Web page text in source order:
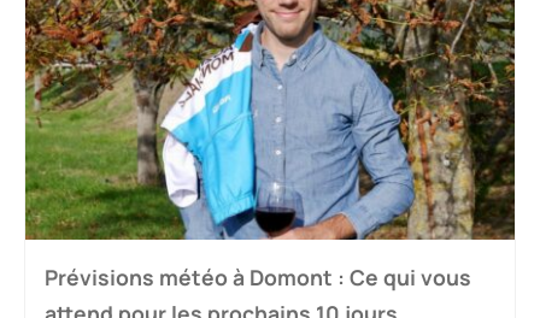
Prévisions météo à Domont : Ce qui vous